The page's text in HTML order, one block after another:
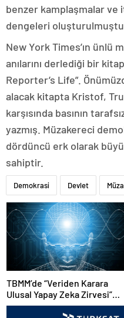
benzer kamplaşmalar
dengeleri
New York Times’ın ünlü
anılarını derlediği bir
Reporter’s Life”.
alacak kitapta Kristof,
karşısında basının
yazmış. Müzakereci
dördüncü erk olarak
sahiptir.
Demokrasi Devlet
TBMM’de “Veriden Karara
Ulusal Yapay Zeka Zirvesi”
başladı